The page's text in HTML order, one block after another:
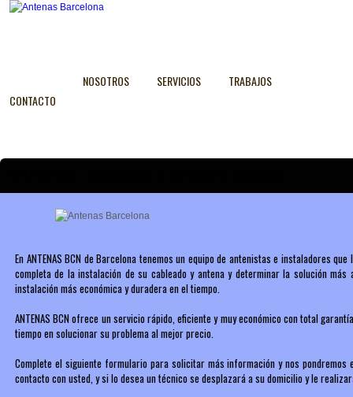
NOSOTROS SERVICIOS
TRABAJOS
CONTACTO
En ANTENAS BCN de Barcelona tenemos un equipo de antenistas e instaladores
completa de la instalación de su cableado y antena y determinar la solución
instalación más económica y duradera en el tiempo.
ANTENAS BCN ofrece un servicio rápido, eficiente y muy económico con total
tiempo en solucionar su problema al mejor precio.
Complete el siguiente formulario para solicitar más información y nos
contacto con usted, y si lo desea un técnico se desplazará a su domicilio y le